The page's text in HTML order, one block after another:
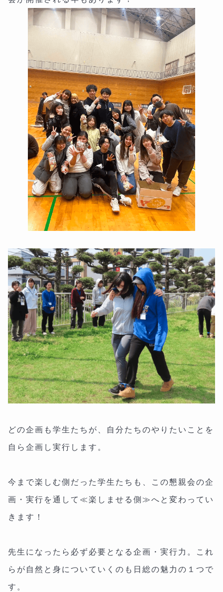
どの企画も学生たちが、自分たちのやりたいことを
自ら企画し実行します。
今まで楽しむ側だった学生たちも、この懇親会の企
画・実行を通して≪楽しませる側≫へと変わってい
きます！
先生になったら必ず必要となる企画・実行力。これ
らが自然と身についていくのも日総の魅力の１つで
す。